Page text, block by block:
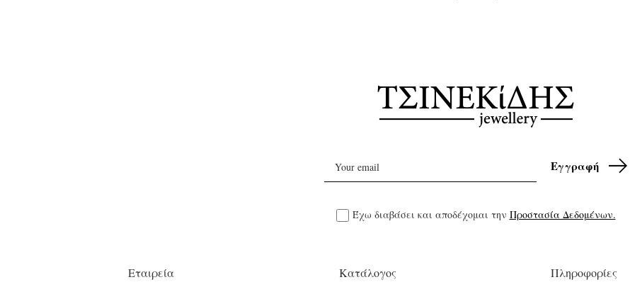
Έχω διαβάσει και αποδέχομαι την Προστασία Δεδομένων.
Εταιρεία Κατάλογος Πληροφορίες